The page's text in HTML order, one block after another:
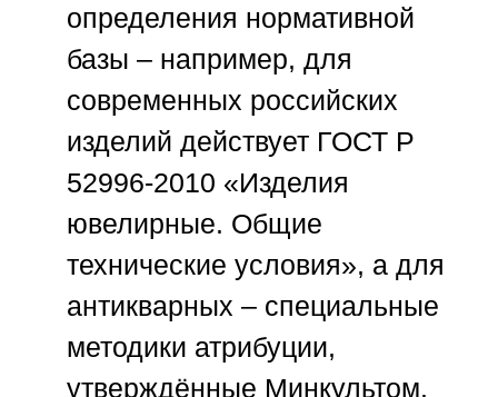
определения нормативной
базы – например, для
современных российских
изделий действует ГОСТ Р
52996-2010 «Изделия
ювелирные. Общие
технические условия», а для
антикварных – специальные
методики атрибуции,
утверждённые Минкультом.